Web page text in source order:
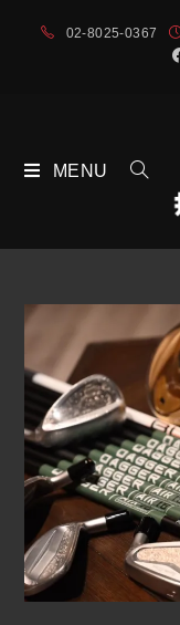
02-8025-0367
MENU